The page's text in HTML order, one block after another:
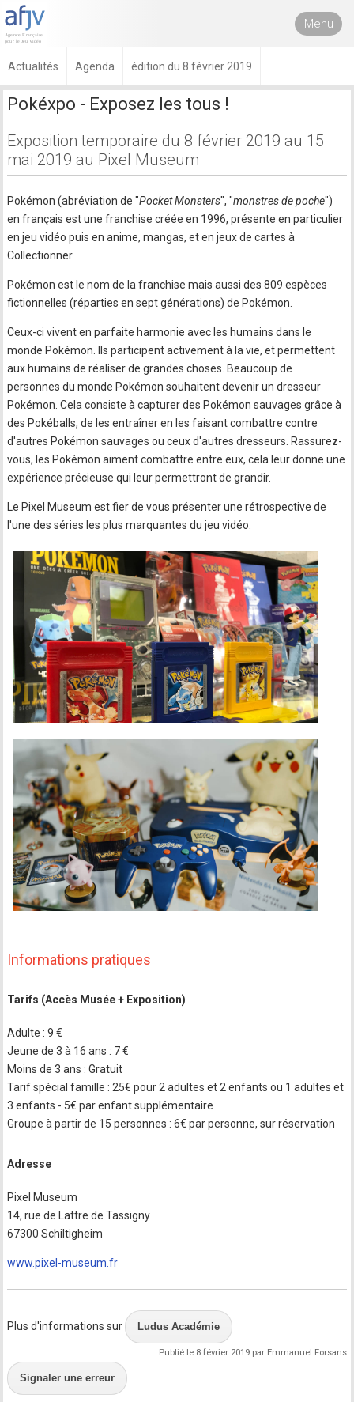
Menu
Actualités Agenda édition du 8 février 2019
Pokéxpo - Exposez les tous !
Exposition temporaire du 8 février 2019 au 15
mai 2019 au Pixel Museum
Pokémon (abréviation de "Pocket Monsters", "monstres de poche")
en français est une franchise créée en 1996, présente en particulier
en jeu vidéo puis en anime, mangas, et en jeux de cartes à
Collectionner.
Pokémon est le nom de la franchise mais aussi des 809 espèces
fictionnelles (réparties en sept générations) de Pokémon.
Ceux-ci vivent en parfaite harmonie avec les humains dans le
monde Pokémon. Ils participent activement à la vie, et permettent
aux humains de réaliser de grandes choses. Beaucoup de
personnes du monde Pokémon souhaitent devenir un dresseur
Pokémon. Cela consiste à capturer des Pokémon sauvages grâce à
des Pokéballs, de les entraîner en les faisant combattre contre
d'autres Pokémon sauvages ou ceux d'autres dresseurs. Rassurez-
vous, les Pokémon aiment combattre entre eux, cela leur donne une
expérience précieuse qui leur permettront de grandir.
Le Pixel Museum est fier de vous présenter une rétrospective de
l'une des séries les plus marquantes du jeu vidéo.
Informations pratiques
Tarifs (Accès Musée + Exposition)
Adulte : 9 €
Jeune de 3 à 16 ans : 7 €
Moins de 3 ans : Gratuit
Tarif spécial famille : 25€ pour 2 adultes et 2 enfants ou 1 adultes et
3 enfants - 5€ par enfant supplémentaire
Groupe à partir de 15 personnes : 6€ par personne, sur réservation
Adresse
Pixel Museum
14, rue de Lattre de Tassigny
67300 Schiltigheim
www.pixel-museum.fr
Plus d'informations sur Ludus Académie
Publié le 8 février 2019 par Emmanuel Forsans
Signaler une erreur